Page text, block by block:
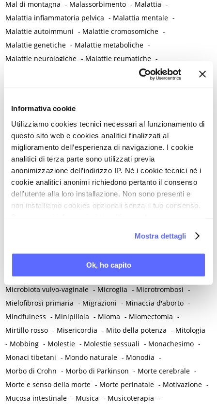
Informativa cookie
Utilizziamo cookies tecnici necessari al funzionamento di
questo sito web e cookies analitici finalizzati al
miglioramento dell’esperienza di navigazione. I cookie
analitici di terza parte sono utilizzati previa
anonimizzazione dell’indirizzo IP. Né i cookie tecnici né i
cookie analitici anonimi richiedono pertanto il consenso
dell’utente alla loro installazione. Non sono presenti e
non installiamo cookies opzionali senza il tuo consenso.
Mostra dettagli
Ok, ho capito
Mal di montagna - Malassorbimento - Malattia -
Malattia infiammatoria pelvica - Malattia mentale -
Malattie autoimmuni - Malattie cromosomiche -
Malattie genetiche - Malattie metaboliche -
Malattie neurologiche - Malattie reumatiche -
Male -Malformazioni
-
Malinconia -Martirio -Mascherina e distanziamento sociale
Mastodinia / Mastalgia
Matrimonio non consumato -Medicina -Medicina di genere
Medicina di precisione -Medicina occidentale -
Medicina rigenerativa
- Medicina tradizionale cinese
Medico di famiglia -Meditazione - Melanosi vulvare -
Melatonina -Memoria -Memoria morale -
Menarca e pubertà -Menopausa e premenopausa -
Menopausa iatrogena -Menopausa precoce -
Menopausa temporanea preoperatoria -
Menzogna -
Microbiota endometriale
Microbiota intestinale -Microbiota urinario -
Microbiota vulvo-vaginale - Microglia - Microtrombosi -
Mielofibrosi primaria - Migrazioni - Minaccia d'aborto -
Mindfulness - Minipillola - Mioma - Miomectomia -
Mirtillo rosso - Misericordia - Mito della potenza - Mitologia
- Mobbing - Molestie - Molestie sessuali - Monachesimo -
Monaci tibetani - Mondo naturale - Monodia -
Morbo di Crohn - Morbo di Parkinson - Morte cerebrale -
Morte e senso della morte - Morte perinatale - Motivazione -
Mucosa intestinale - Musica - Musicoterapia -